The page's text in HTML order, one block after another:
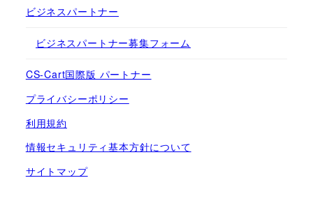
ビジネスパートナー
ビジネスパートナー募集フォーム
CS-Cart国際版 パートナー
プライバシーポリシー
利用規約
情報セキュリティ基本方針について
サイトマップ